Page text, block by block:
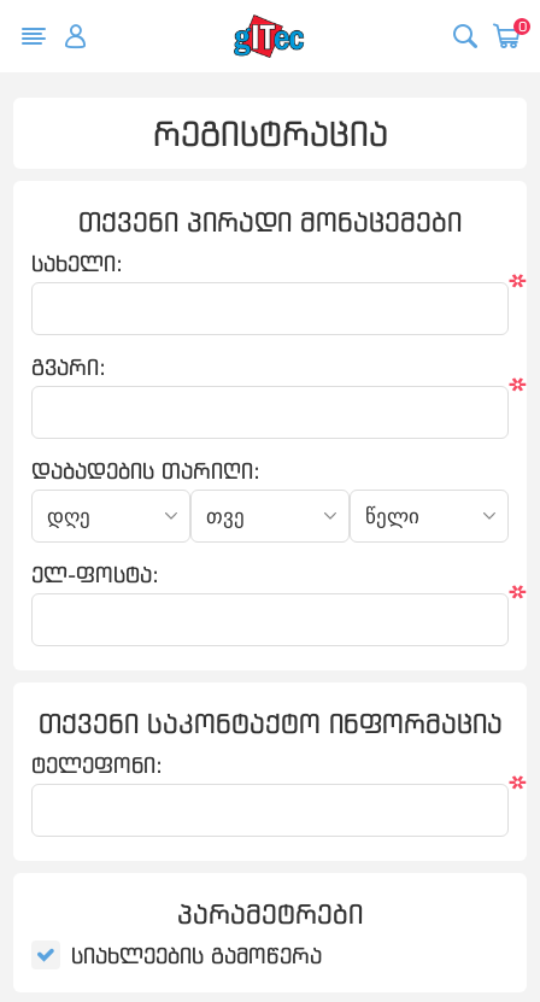
0
რეგისტრაცია
თქვენი პირადი მონაცემები
სახელი:
*
გვარი:
*
დაბადების თარიღი:
ელ-ფოსტა:
*
თქვენი საკონტაქტო ინფორმაცია
ტელეფონი:
*
პარამეტრები
სიახლეების გამოწერა